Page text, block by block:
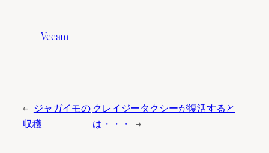
Veeam
← ジャガイモの
収穫
クレイジータクシーが復活すると
は・・・
→